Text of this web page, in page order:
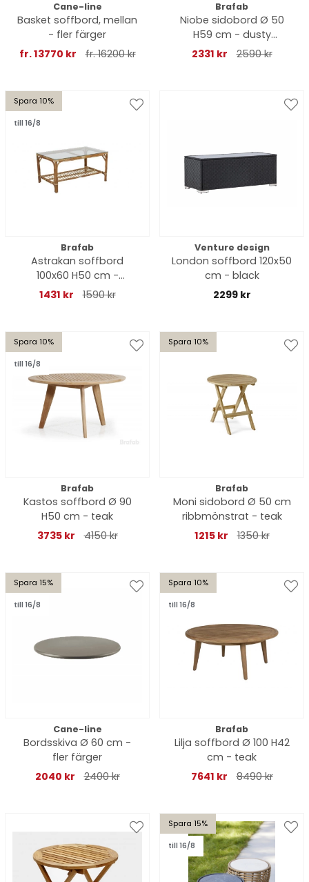
Cane-line
Basket soffbord, mellan
- fler färger
fr. 13770 kr
fr. 16200 kr
Brafab
Niobe sidobord Ø 50
H59 cm - dusty
green/antracit
2331 kr 2590 kr
Spara 10%
till 16/8
Brafab
Astrakan soffbord
100x60 H50 cm -
rotting/glas
1431 kr 1590 kr
Venture design
London soffbord 120x50
cm - black
2299 kr
Spara 10%
till 16/8
Brafab
Kastos soffbord Ø 90
H50 cm - teak
3735 kr
4150 kr
Spara 10%
Brafab
Moni sidobord Ø 50 cm
ribbmönstrat - teak
1215 kr
1350 kr
Spara 15%
till 16/8
Cane-line
Bordsskiva Ø 60 cm -
fler färger
2040 kr
2400 kr
Spara 10%
till 16/8
Brafab
Lilja soffbord Ø 100 H42
cm - teak
7641 kr
8490 kr
Spara 15%
till 16/8